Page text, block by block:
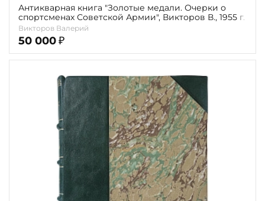
Антикварная книга "Золотые медали. Очерки о
спортсменах Советской Армии", Викторов В., 1955 г.
Викторов Валерий
50 000 ₽